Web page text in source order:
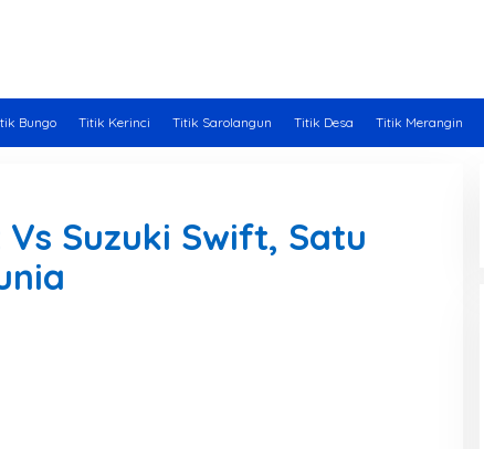
Bungo Titik Kerinci Titik Sarolangun Titik Desa Titik Merangin
Suzuki Swift, Satu